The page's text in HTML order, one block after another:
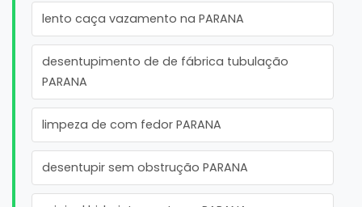
lento caça vazamento na PARANA
desentupimento de de fábrica tubulação
PARANA
limpeza de com fedor PARANA
desentupir sem obstrução PARANA